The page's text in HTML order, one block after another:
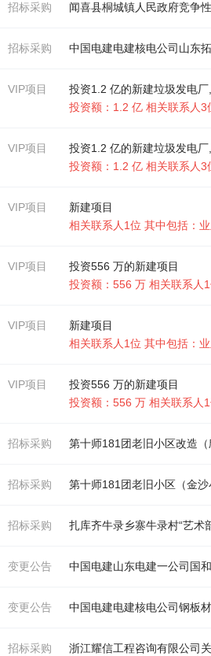
招标采购 闻喜县桐城镇人民政府竞争
招标采购 中国电建电建核电公司山东
VIP项目
投资1.2 亿的新建垃圾发电
投资额：1.2 亿 相关联系人3
VIP项目
投资1.2 亿的新建垃圾发电
投资额：1.2 亿 相关联系人3
VIP项目
新建项目
相关联系人1位 其中包括：
VIP项目
投资556 万的新建项目
投资额：556 万 相关联系人
VIP项目
新建项目
相关联系人1位 其中包括：
VIP项目
投资556 万的新建项目
投资额：556 万 相关联系人
招标采购 第十师181团老旧小区改造
招标采购 第十师181团老旧小区（金
招标采购 扎库齐牛录乡寨牛录村“艺术
变更公告 中国电建山东电建一公司国
变更公告 中国电建电建核电公司钢板
招标采购